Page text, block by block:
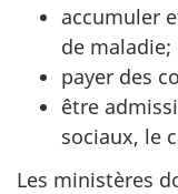
accumuler
de maladie;
payer des
être
sociaux, le
Les ministères